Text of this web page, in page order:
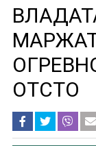
ОТСТО